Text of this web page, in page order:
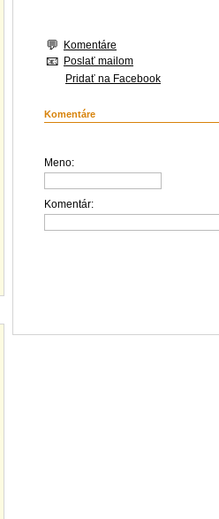
Komentáre
Poslať mailom
Pridať na Facebook
Komentáre
Meno:
Komentár: